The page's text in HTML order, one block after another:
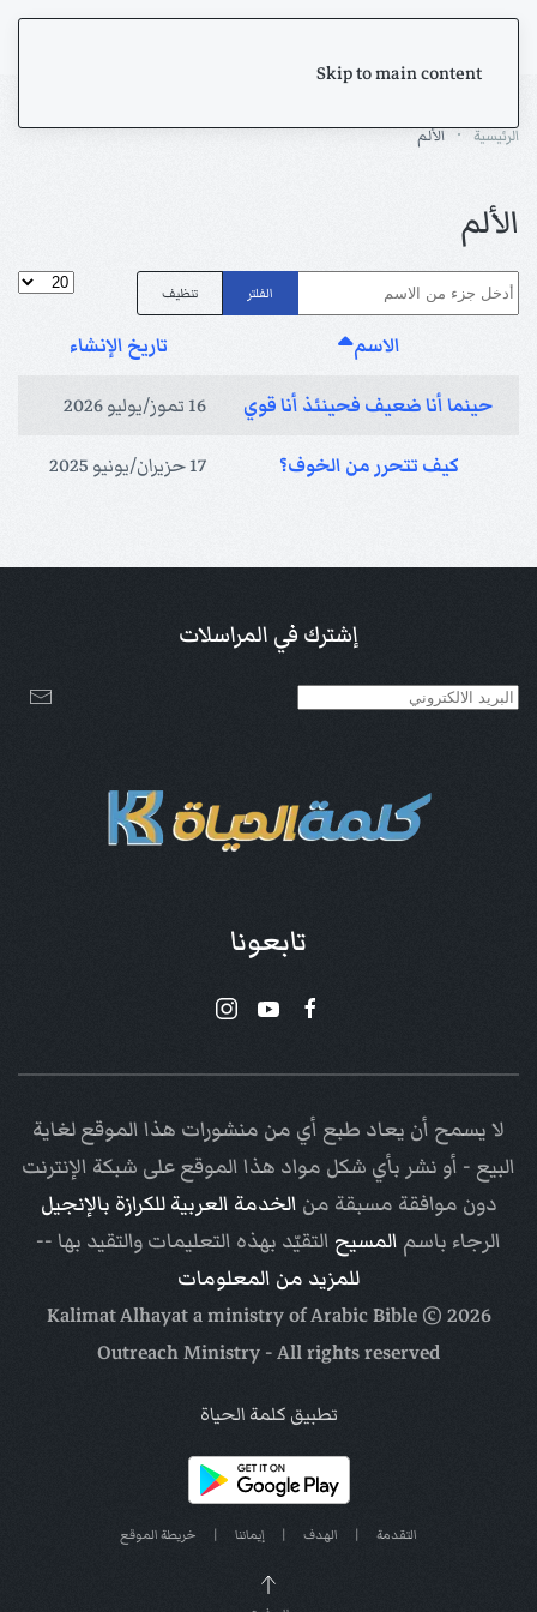
Skip to main content
الرئيسية الألم
الألم
أدخل جزء من الاسم الفلتر تنظيف
عدد
الاسم
تاريخ الإنشاء
حينما أنا ضعيف فحينئذ أنا قوي 16 تموز/يوليو 2026
كيف تتحرر من الخوف؟ 17 حزيران/يونيو 2025
إشترك في المراسلات
تابعونا
لا يسمح أن يعاد طبع أي من منشورات هذا الموقع لغاية
البيع - أو نشر بأي شكل مواد هذا الموقع على شبكة الإنترنت
دون موافقة مسبقة من الخدمة العربية للكرازة بالإنجيل
الرجاء باسم المسيح التقيّد بهذه التعليمات والتقيد بها --
للمزيد من المعلومات
2026
© Kalimat Alhayat a ministry of
Arabic Bible
Outreach Ministry- All rights reserved
تطبيق كلمة الحياة
التقدمة | الهدف | إيماننا | خريطة الموقع